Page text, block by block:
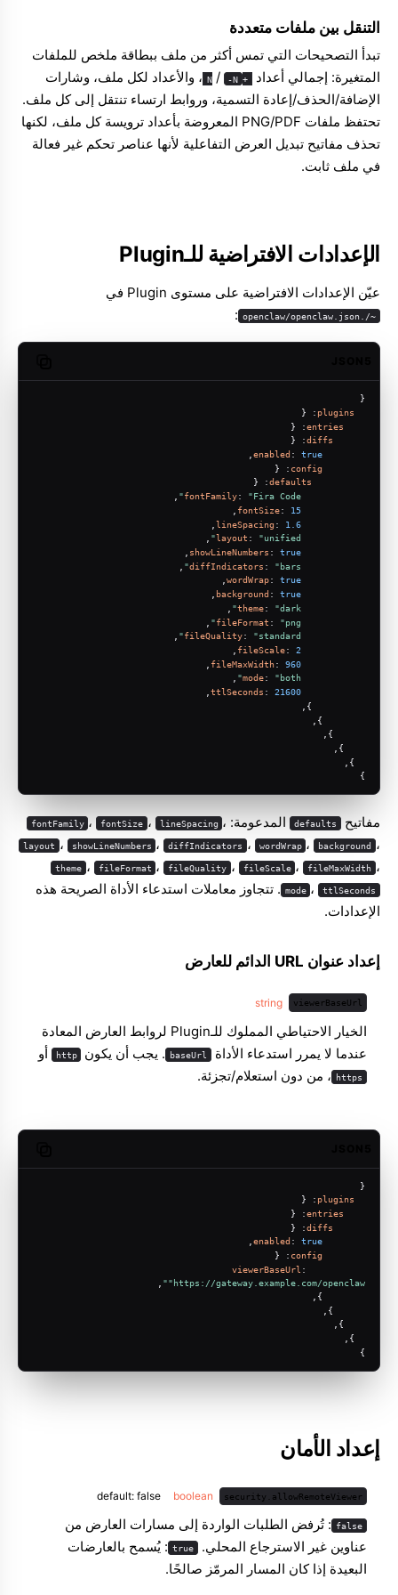
التنقل بين ملفات متعددة
تبدأ التصحيحات التي تمس أكثر من ملف ببطاقة ملخص للملفات
المتغيرة: إجمالي أعداد
+N
/ -N
، والأعداد لكل ملف، وشارات
الإضافة/الحذف/إعادة التسمية، وروابط ارتساء تنتقل إلى كل ملف.
تحتفظ ملفات PNG/PDF المعروضة بأعداد ترويسة كل ملف، لكنها
تحذف مفاتيح تبديل العرض التفاعلية لأنها عناصر تحكم غير فعالة
في ملف ثابت.
الإعدادات الافتراضية للـPlugin
عيّن الإعدادات الافتراضية على مستوى Plugin في
~/.openclaw/openclaw.json
:
{
plugins
: {
entries
: {
diffs
: {
enabled : true
config
: {
defaults
: {
fontFamily: "Fira Code"
fontSize: 15
lineSpacing : 1.6
layout : "unified"
showLineNumbers : true
diffIndicators : "bars"
wordWrap: true
,
background : true
theme: "dark"
fileFormat : "png"
fileQuality: "standard"
fileScale: 2
fileMaxWidth: 960
mode: "both"
,
ttlSeconds : 21600
}
مفاتيح defaults المدعومة: fontFamily ، fontSize ، lineSpacing ،
layout ، showLineNumbers ، diffIndicators ، wordWrap ، background ،
theme ، fileFormat ، fileQuality ، fileScale ، fileMaxWidth ،
mode ، ttlSeconds
. تتجاوز معاملات استدعاء الأداة الصريحة هذه
الإعدادات.
إعداد عنوان URL الدائم للعارض
viewerBaseUrl
string
الخيار الاحتياطي المملوك للـPlugin لروابط العارض المعادة
عندما لا يمرر استدعاء الأداة
baseUrl . يجب أن يكون http أو
https ، من دون استعلام/تجزئة.
{
plugins
: {
entries
: {
diffs
: {
enabled : true
,
config
: {
viewerBaseUrl
"https://gateway.example.com/openclaw"
}
إعداد الأمان
security.allowRemoteViewer
boolean
default: false
false : تُرفض الطلبات الواردة إلى مسارات العارض من
عناوين غير الاسترجاع المحلي.
true : يُسمح بالعارضات
البعيدة إذا كان المسار المرمّز صالحًا.